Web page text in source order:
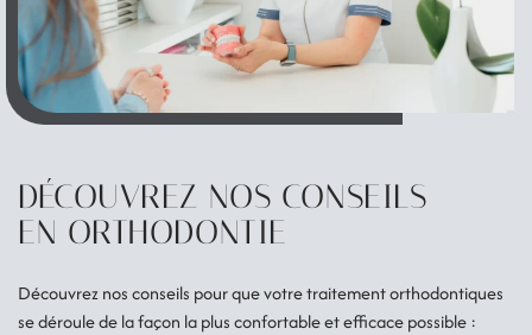
DÉCOUVREZ NOS CONSEILS
EN ORTHODONTIE
Découvrez nos conseils pour que votre traitement orthodontiques
se déroule de la façon la plus confortable et efficace possible :